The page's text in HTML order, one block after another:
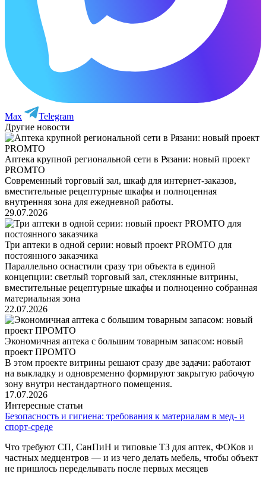
Max
Telegram
Другие новости
Аптека крупной региональной сети в Рязани: новый проект
PROMTO
Современный торговый зал, шкаф для интернет-заказов,
вместительные рецептурные шкафы и полноценная
внутренняя зона для ежедневной работы.
29.07.2026
Три аптеки в одной серии: новый проект PROMTO для
постоянного заказчика
Параллельно оснастили сразу три объекта в единой
концепции: светлый торговый зал, стеклянные витрины,
вместительные рецептурные шкафы и полноценно собранная
материальная зона
22.07.2026
Экономичная аптека с большим товарным запасом: новый
проект ПРОМТО
В этом проекте витрины решают сразу две задачи: работают
на выкладку и одновременно формируют закрытую рабочую
зону внутри нестандартного помещения.
17.07.2026
Интересные статьи
Безопасность и гигиена: требования к материалам в мед‑ и
спорт‑среде
Что требуют СП, СанПиН и типовые ТЗ для аптек, ФОКов и
частных медцентров — и из чего делать мебель, чтобы объект
не пришлось переделывать после первых месяцев